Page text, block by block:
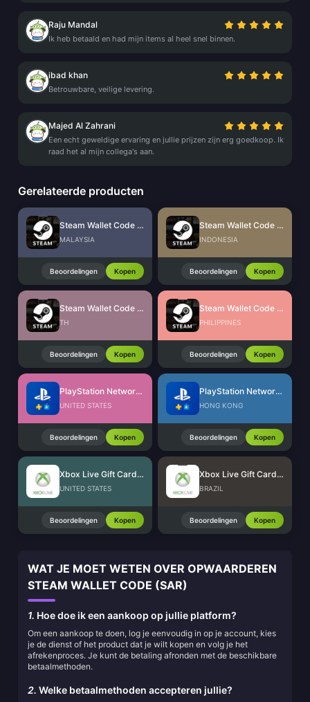
Raju Mandal
Ik heb betaald en had mijn items al heel snel binnen.
ibad khan
Betrouwbare, veilige levering.
Majed Al Zahrani
Een echt geweldige ervaring en jullie prijzen zijn erg goedkoop. Ik
raad het al mijn collega's aan.
Gerelateerde producten
Steam Wallet Code (MYR)
MALAYSIA
Beoordelingen Kopen
Steam Wallet Code (IDR)
INDONESIA
Beoordelingen Kopen
Steam Wallet Code (THB)
TH
Beoordelingen Kopen
Steam Wallet Code (PHP)
PHILIPPINES
Beoordelingen Kopen
PlayStation Network Card (US)
UNITED STATES
Beoordelingen Kopen
PlayStation Network Card (HK)
HONG KONG
Beoordelingen Kopen
Xbox Live Gift Card (US)
UNITED STATES
Beoordelingen Kopen
Xbox Live Gift Card (BR)
BRAZIL
Beoordelingen Kopen
WAT JE MOET WETEN OVER OPWAARDEREN
STEAM WALLET CODE (SAR)
1. Hoe doe ik een aankoop op jullie platform?
Om een aankoop te doen, log je eenvoudig in op je account, kies
je de dienst of het product dat je wilt kopen en volg je het
afrekenproces. Je kunt de betaling afronden met de beschikbare
betaalmethoden.
2. Welke betaalmethoden accepteren jullie?